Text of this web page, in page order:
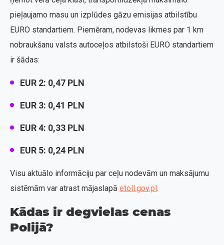
pieļaujamo masu un izplūdes gāzu emisijas atbilstību
EURO standartiem. Piemēram, nodevas likmes par 1 km
nobraukšanu valsts autoceļos atbilstoši EURO standartiem
ir šādas:
EUR 2: 0,47 PLN
EUR 3: 0,41 PLN
EUR 4: 0,33 PLN
EUR 5: 0,24 PLN
Visu aktuālo informāciju par ceļu nodevām un maksājumu
sistēmām var atrast mājaslapā etoll.gov.pl.
Kādas ir degvielas cenas
Polijā?